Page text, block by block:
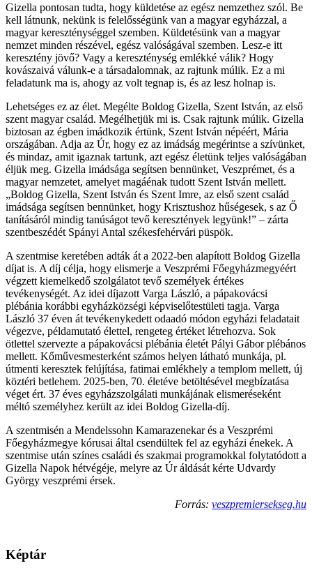
Gizella pontosan tudta, hogy küldetése az egész nemzethez szól. Be
kell látnunk, nekünk is felelősségünk van a magyar egyházzal, a
magyar kereszténységgel szemben. Küldetésünk van a magyar
nemzet minden részével, egész valóságával szemben. Lesz-e itt
keresztény jövő? Vagy a kereszténység emlékké válik? Hogy
kovászaivá válunk-e a társadalomnak, az rajtunk múlik. Ez a mi
feladatunk ma is, ahogy az volt tegnap is, és az lesz holnap is.
Lehetséges ez az élet. Megélte Boldog Gizella, Szent István, az első
szent magyar család. Megélhetjük mi is. Csak rajtunk múlik. Gizella
biztosan az égben imádkozik értünk, Szent István népéért, Mária
országában. Adja az Úr, hogy ez az imádság megérintse a szívünket,
és mindaz, amit igaznak tartunk, azt egész életünk teljes valóságában
éljük meg. Gizella imádsága segítsen bennünket, Veszprémet, és a
magyar nemzetet, amelyet magáénak tudott Szent István mellett.
„Boldog Gizella, Szent István és Szent Imre, az első szent család
imádsága segítsen bennünket, hogy Krisztushoz hűségesek, s az Ő
tanításáról mindig tanúságot tevő keresztények legyünk!” – zárta
szentbeszédét Spányi Antal székesfehérvári püspök.
A szentmise keretében adták át a 2022-ben alapított Boldog Gizella
díjat is. A díj célja, hogy elismerje a Veszprémi Főegyházmegyéért
végzett kiemelkedő szolgálatot tevő személyek értékes
tevékenységét. Az idei díjazott Varga László, a pápakovácsi
plébánia korábbi egyházközségi képviselőtestületi tagja. Varga
László 37 éven át tevékenykedett odaadó módon egyházi feladatait
végezve, példamutató élettel, rengeteg értéket létrehozva. Sok
ötlettel szervezte a pápakovácsi plébánia életét Pályi Gábor plébános
mellett. Kőművesmesterként számos helyen látható munkája, pl.
útmenti keresztek felújítása, fatimai emlékhely a templom mellett, új
köztéri betlehem. 2025-ben, 70. életéve betöltésével megbízatása
véget ért. 37 éves egyházszolgálati munkájának elismeréseként
méltó személyhez került az idei Boldog Gizella-díj.
A szentmisén a Mendelssohn Kamarazenekar és a Veszprémi
Főegyházmegye kórusai által csendültek fel az egyházi énekek. A
szentmise után színes családi és szakmai programokkal folytatódott a
Gizella Napok hétvégéje, melyre az Úr áldását kérte Udvardy
György veszprémi érsek.
Forrás: veszpremiersekseg.hu
Képtár